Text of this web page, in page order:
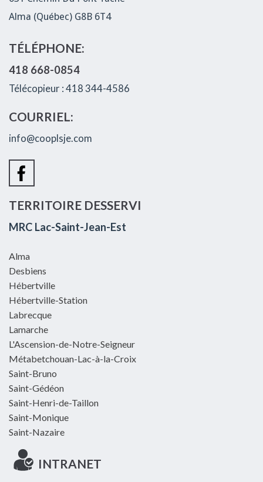
Alma (Québec) G8B 6T4
TÉLÉPHONE:
418 668-0854
Télécopieur : 418 344-4586
COURRIEL:
info@cooplsje.com
TERRITOIRE DESSERVI
MRC Lac-Saint-Jean-Est
Alma
Desbiens
Hébertville
Hébertville-Station
Labrecque
Lamarche
L'Ascension-de-Notre-Seigneur
Métabetchouan-Lac-à-la-Croix
Saint-Bruno
Saint-Gédéon
Saint-Henri-de-Taillon
Saint-Monique
Saint-Nazaire
INTRANET